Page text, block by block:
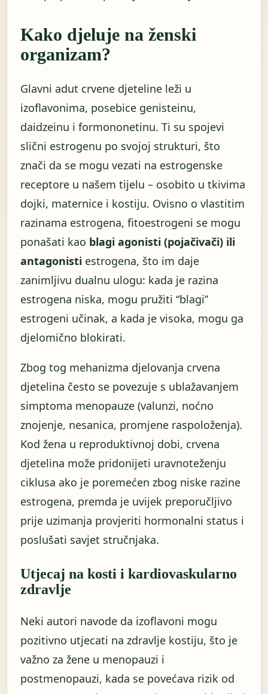
Kako djeluje na ženski
organizam?
Glavni adut crvene djeteline leži u
izoflavonima, posebice genisteinu,
daidzeinu i formononetinu. Ti su spojevi
slični estrogenu po svojoj strukturi, što
znači da se mogu vezati na estrogenske
receptore u našem tijelu – osobito u tkivima
dojki, maternice i kostiju. Ovisno o vlastitim
razinama estrogena, fitoestrogeni se mogu
ponašati kao blagi agonisti (pojačivači) ili
antagonisti estrogena, što im daje
zanimljivu dualnu ulogu: kada je razina
estrogena niska, mogu pružiti “blagi”
estrogeni učinak, a kada je visoka, mogu ga
djelomično blokirati.
Zbog tog mehanizma djelovanja crvena
djetelina često se povezuje s ublažavanjem
simptoma menopauze (valunzi, noćno
znojenje, nesanica, promjene raspoloženja).
Kod žena u reproduktivnoj dobi, crvena
djetelina može pridonijeti uravnoteženju
ciklusa ako je poremećen zbog niske razine
estrogena, premda je uvijek preporučljivo
prije uzimanja provjeriti hormonalni status i
poslušati savjet stručnjaka.
Utjecaj na kosti i kardiovaskularno
zdravlje
Neki autori navode da izoflavoni mogu
pozitivno utjecati na zdravlje kostiju, što je
važno za žene u menopauzi i
postmenopauzi, kada se povećava rizik od